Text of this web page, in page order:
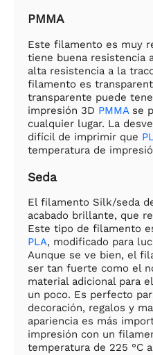
PMMA
Este filamento es muy
tiene buena resistencia
alta resistencia a la
filamento es
transparente puede
impresión 3D PMMAse
cualquier lugar. La
difícil de imprimir que
temperatura de
Seda
El filamento Silk/seda
acabado brillante, que
Este tipo de filamento
PLA, modificado para
Aunque se ve bien, el
ser tan fuerte como el
material adicional para
un poco. Es perfecto
decoración, regalos y
apariencia es más
impresión con un
temperatura de 225 °C a